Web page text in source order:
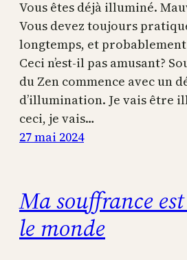
Vous êtes déjà illuminé.
Vous devez toujours
longtemps, et probablement
Ceci n’est-il pas amusant?
du Zen commence avec un
d’illumination. Je vais être
ceci, je vais…
27 mai 2024
Ma souffrance
le monde